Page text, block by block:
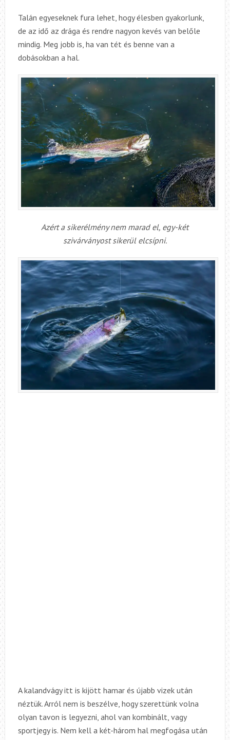
Talán egyeseknek fura lehet, hogy élesben gyakorlunk,
de az idő az drága és rendre nagyon kevés van belőle
mindig. Meg jobb is, ha van tét és benne van a
dobásokban a hal.
Azért a sikerélmény nem marad el, egy-két
szivárványost sikerül elcsípni.
A kalandvágy itt is kijött hamar és újabb vizek után
néztük. Arról nem is beszélve, hogy szerettünk volna
olyan tavon is legyezni, ahol van kombinált, vagy
sportjegy is. Nem kell a két-három hal megfogása után